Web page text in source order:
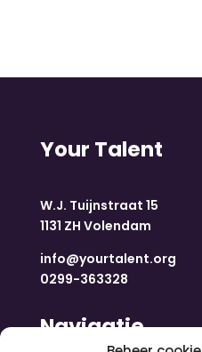
Your Talent
W.J. Tuijnstraat 15
1131 ZH Volendam
info@yourtalent.org
0299-363328
Navigatie